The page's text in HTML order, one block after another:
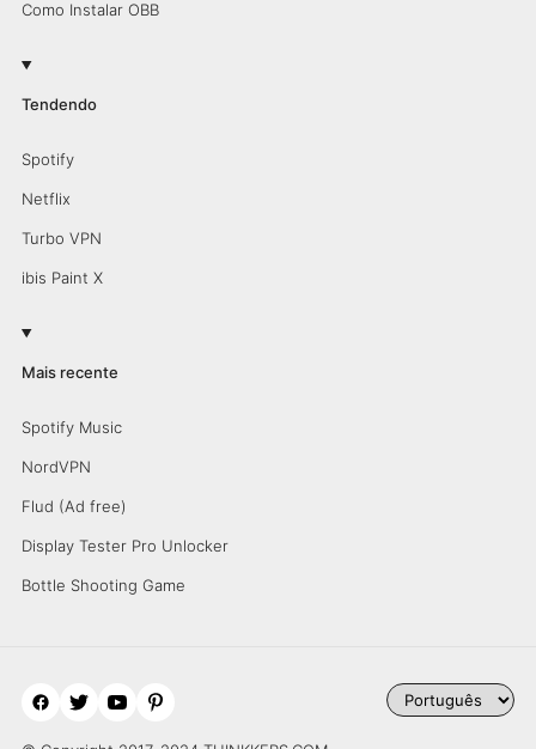
Como Instalar OBB
Tendendo
Spotify
Netflix
Turbo VPN
ibis Paint X
Mais recente
Spotify Music
NordVPN
Flud (Ad free)
Display Tester Pro Unlocker
Bottle Shooting Game